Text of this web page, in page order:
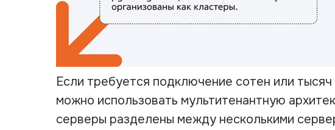
Если требуется подключение сотен или
можно использовать мультитенантную
серверы разделены между несколькими